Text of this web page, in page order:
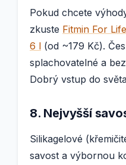
Pokud chcete
zkuste Fitmin For
6 l (od ~179 Kč).
splachovatelné a
Dobrý vstup do
8. Nejvyšší
Silikagelové
savost a výbornou